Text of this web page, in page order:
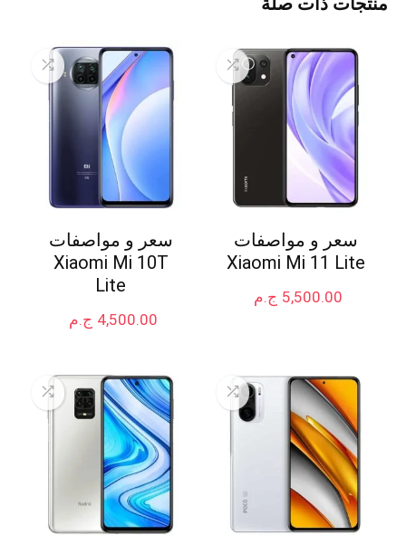
سعر و مواصفات
Xiaomi Mi 11 Lite
ج.م 5,500.00
سعر و مواصفات
Xiaomi Mi 10T
Lite
ج.م 4,500.00